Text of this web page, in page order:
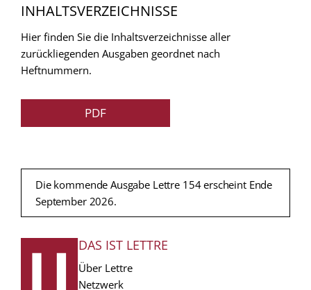
INHALTSVERZEICHNISSE
Hier finden Sie die Inhaltsverzeichnisse aller
zurückliegenden Ausgaben geordnet nach
Heftnummern.
PDF
Die kommende Ausgabe Lettre 154 erscheint Ende
September 2026.
FUSSZEILE
DAS IST LETTRE
Über Lettre
Netzwerk